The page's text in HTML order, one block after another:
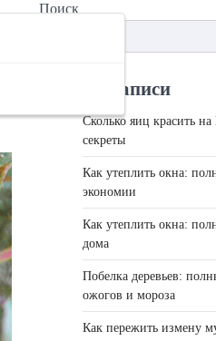
Поиск
Недавні записи
Сколько яиц красить
секреты
Как утеплить окна:
экономии
Как утеплить окна:
дома
Побелка деревьев:
ожогов и мороза
Как пережить измену